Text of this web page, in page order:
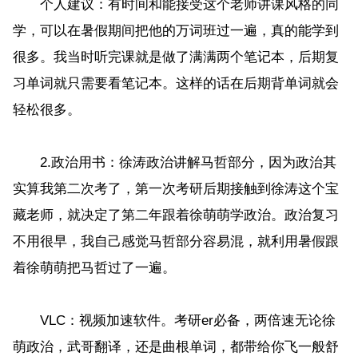
个人建议：有时间和能接受这个老师讲课风格的同
学，可以在暑假期间把他的万词班过一遍，真的能学到
很多。我当时听完课就是做了满满两个笔记本，后期复
习单词就只需要看笔记本。这样的话在后期背单词就会
轻松很多。
2.政治用书：徐涛政治讲解马哲部分，因为政治其
实算我第二次考了，第一次考研后期接触到徐涛这个宝
藏老师，就决定了第二年跟着徐萌萌学政治。政治复习
不用很早，我自己感觉马哲部分容易混，就利用暑假跟
着徐萌萌把马哲过了一遍。
VLC：视频加速软件。考研er必备，两倍速无论徐
萌政治，武哥翻译，还是曲根单词，都带给你飞一般舒